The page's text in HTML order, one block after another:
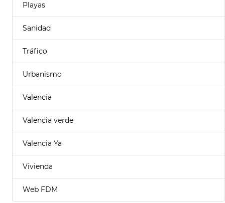
Playas
Sanidad
Tráfico
Urbanismo
Valencia
Valencia verde
Valencia Ya
Vivienda
Web FDM